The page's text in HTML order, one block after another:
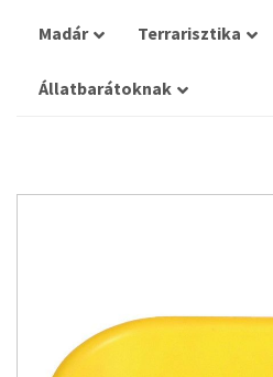
Madár Terrarisztika
Állatbarátoknak